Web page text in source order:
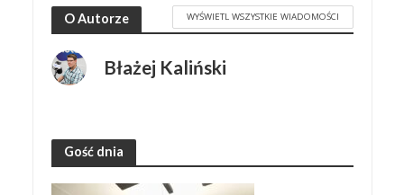
O Autorze WYŚWIETL WSZYSTKIE WIADOMOŚCI
Błażej Kaliński
Gość dnia